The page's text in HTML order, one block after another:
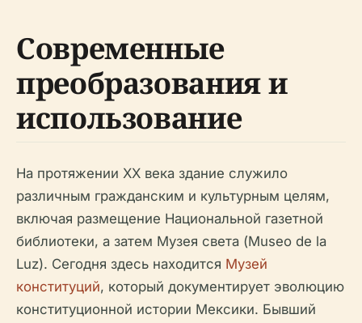
Современные
преобразования и
использование
На протяжении XX века здание служило
различным гражданским и культурным целям,
включая размещение Национальной газетной
библиотеки, а затем Музея света (Museo de la
Luz). Сегодня здесь находится Музей
конституций, который документирует эволюцию
конституционной истории Мексики. Бывший